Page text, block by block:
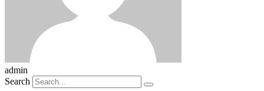
admin
Search